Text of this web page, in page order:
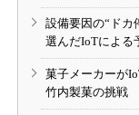
設備要因の“ドカ
選んだIoTによる
菓子メーカーが
竹内製菓の挑戦